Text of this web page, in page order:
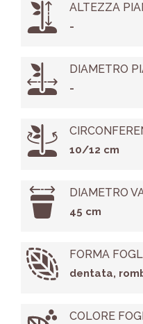
ALTEZZA
-
DIAMETRO
-
10/12 cm
DIAMETRO
45 cm
FORMA
dentata,
COLORE